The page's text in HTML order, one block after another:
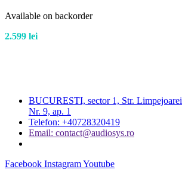
Available on backorder
2.599 lei
BUCURESTI, sector 1, Str. Limpejoarei
Nr. 9, ap. 1
Telefon: +40728320419
Email: contact@audiosys.ro
Facebook InstagramYoutube